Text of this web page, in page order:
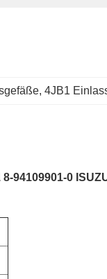
4JB1
94109901-0